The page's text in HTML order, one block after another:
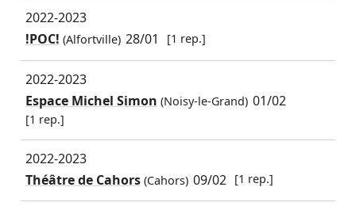
2022-2023
!POC! (Alfortville) 28/01 [1 rep.]
2022-2023
Espace Michel Simon (Noisy-le-Grand) 01/02
[1 rep.]
2022-2023
Théâtre de Cahors(Cahors) 09/02 [1 rep.]